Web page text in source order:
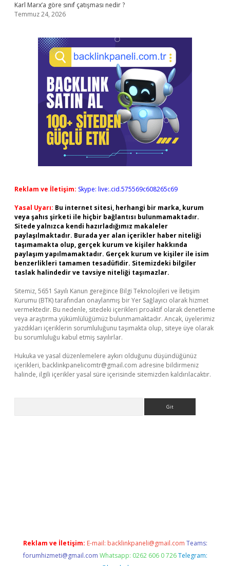
Karl Marx’a göre sınıf çatışması nedir ?
Temmuz 24, 2026
Reklam ve İletişim: Skype: live:.cid.575569c608265c69
Yasal Uyarı: Bu internet sitesi, herhangi bir marka, kurum
veya şahıs şirketi ile hiçbir bağlantısı bulunmamaktadır.
Sitede yalnızca kendi hazırladığımız makaleler
paylaşılmaktadır. Burada yer alan içerikler haber niteliği
taşımamakta olup, gerçek kurum ve kişiler hakkında
paylaşım yapılmamaktadır. Gerçek kurum ve kişiler ile isim
benzerlikleri tamamen tesadüfidir. Sitemizdeki bilgiler
taslak halindedir ve tavsiye niteliği taşımazlar.
Sitemiz, 5651 Sayılı Kanun gereğince Bilgi Teknolojileri ve İletişim
Kurumu (BTK) tarafından onaylanmış bir Yer Sağlayıcı olarak hizmet
vermektedir. Bu nedenle, sitedeki içerikleri proaktif olarak denetleme
veya araştırma yükümlülüğümüz bulunmamaktadır. Ancak, üyelerimiz
yazdıkları içeriklerin sorumluluğunu taşımakta olup, siteye üye olarak
bu sorumluluğu kabul etmiş sayılırlar.
Hukuka ve yasal düzenlemelere aykırı olduğunu düşündüğünüz
içerikleri, backlinkpanelicomtr@gmail.com adresine bildirmeniz
halinde, ilgili içerikler yasal süre içerisinde sitemizden kaldırılacaktır.
Reklam ve İletişim: E-mail: backlinkpaneli@gmail.com Teams:
forumhizmeti@gmail.com Whatsapp: 0262 606 0 726 Telegram: